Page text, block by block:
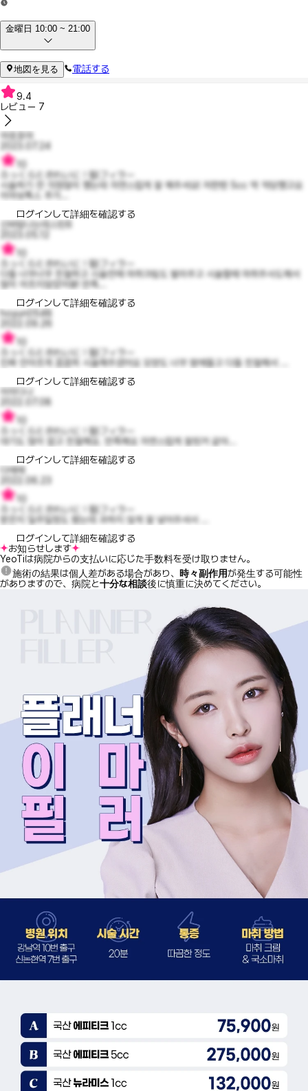
金曜日 10:00 ~ 21:00
地図を見る 電話する
9.4
レビュー 7
야호호야
2023.07.24
ふっくらときれいに！額フィラー
시술하기 전 걱정많이 했는데 자연스럽게 잘 해주셔요! 저한텐 5cc 딱 적당했고요
이마보톡스 추가...
ログインして詳細を確認する
신바람나는데스틴6
ふっくらときれいに！額フィラー
다들 너무너무 친절하고 시술전에 마취크림도 발라주고 시술할때 마취주사도해서
많이 아프지않았어용! 만족...
ログインして詳細を確認する
hoyun0548
ふっくらときれいに！額フィラー
진짜 안아프게 꼼꼼히 시술해주셨어요 모양도 너무 맘에들고 다들 친절해서 ...
ログインして詳細を確認する
이미디나
2022.07.08
ふっくらときれいに！額フィラー
대기도 많이 없고 친절해요. 만족해요 자연스럽게 잘된거 같아...
ログインして詳細を確認する
다에에
2022.06.23
ふっくらときれいに！額フィラー
받은지 일주일정도 됐는데 과하지 않게 잘 넣어주셔서 ...
ログインして詳細を確認する
お知らせします
YeoTiは病院からの支払いに応じた手数料を受け取りません。
施術の結果は個人差がある場合があり、 時々副作用が発生する可能性
がありますので、病院と十分な相談後に慎重に決めてください。